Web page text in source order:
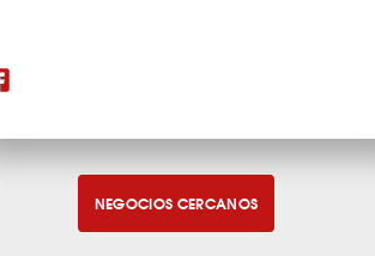
NEGOCIOS CERCANOS